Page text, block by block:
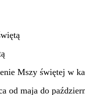
Mszy świętej w
od maja do